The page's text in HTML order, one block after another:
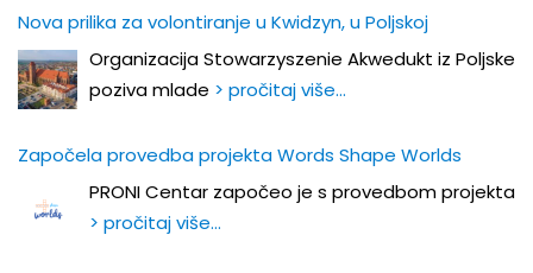
Nova prilika za volontiranje u Kwidzyn, u Poljskoj
Organizacija Stowarzyszenie Akwedukt iz Poljske
poziva mlade > pročitaj više…
Započela provedba projekta Words Shape Worlds
PRONI Centar započeo je s provedbom projekta
> pročitaj više…